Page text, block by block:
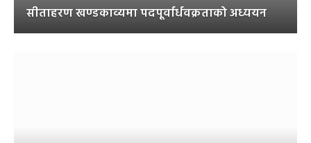
सीताहरण खण्डकाव्यमा पदपूर्वार्धवक्रताको अध्ययन